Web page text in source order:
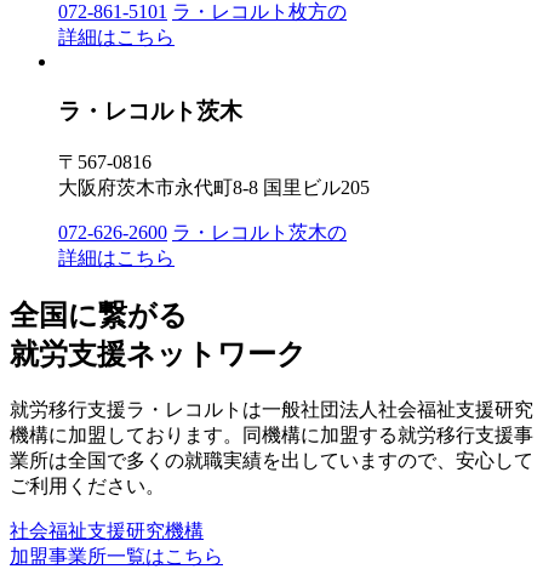
072-861-5101 ラ・レコルト枚方の
詳細はこちら
ラ・レコルト茨木
〒567-0816
大阪府茨木市永代町8-8 国里ビル205
072-626-2600 ラ・レコルト茨木の
詳細はこちら
全国に繋がる
就労支援ネットワーク
就労移行支援ラ・レコルトは一般社団法人社会福祉支援研究
機構に加盟しております。同機構に加盟する就労移行支援事
業所は全国で多くの就職実績を出していますので、安心して
ご利用ください。
社会福祉支援研究機構
加盟事業所一覧はこちら